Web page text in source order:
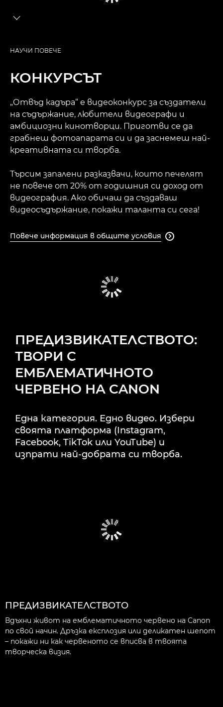
ГРАФИКЪТ
ЖУРИТО
НАУЧИ ПОВЕЧЕ
КОНКУРСЪТ
„Отвъд кадъра“ е видеоконкурс за създатели
на съдържание, любители видеографи и
амбициозни кинотворци. Приготви се да
грабнеш фотоапарата си и да заснемеш най-
креативната си творба.
Търсим запалени разказвачи, които печелят
не повече от 20% от годишния си доход от
видеография. Ако обичаш да създаваш
видеосъдържание, покажи таланта си сега!
Повече информация в общите условия 
ПРЕДИЗВИКАТЕЛСТВОТО:
ТВОРИ С
ЕМБЛЕМАТИЧНОТО
ЧЕРВЕНО НА CANON
Една категория. Едно видео. Избери
своята платформа (Instagram,
Facebook, TikTok или YouTube) и
изпрати най-добрата си творба.
ПРЕДИЗВИКАТЕЛСТВОТО
Вдъхни живот на емблематичното червено на Canon
по свой начин. Дръзка експлозия или деликатен шепот
– покажи ни как червеното се вписва в твоята
творческа визия.